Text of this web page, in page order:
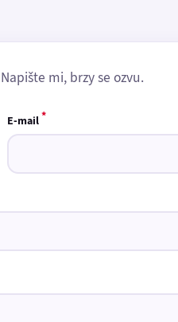
mi, brzy se ozvu.
E-mail*